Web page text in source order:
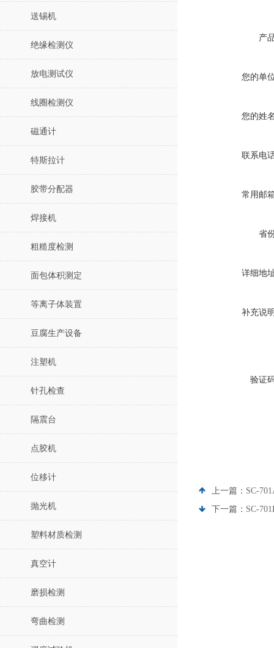
送锡机
绝缘检测仪
放电测试仪
线圈检测仪
磁通计
特斯拉计
胶带分配器
焊接机
粗糙度检测
面包体积测定
等离子体装置
豆腐生产设备
注塑机
针孔检查
隔震台
点胶机
位移计
抛光机
塑料材质检测
真空计
磨损检测
弯曲检测
产
您的单
您的姓
联系电
常用邮
省
详细地
补充说
验证
上一篇： SC-
下一篇： SC-